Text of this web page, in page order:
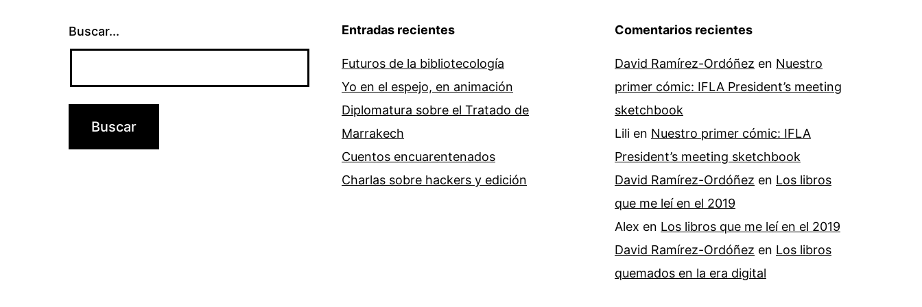
contenido
multimedia
libre
Buscar... Entradas recientes
Futuros de la bibliotecología
Yo en el espejo, en animación
Diplomatura sobre el Tratado de
Marrakech
Cuentos encuarentenados
Charlas sobre hackers y edición
Comentarios recientes
David Ramírez-Ordóñez en Nuestro
primer cómic: IFLA President’s meeting
sketchbook
Lili en Nuestro primer cómic: IFLA
President’s meeting sketchbook
David Ramírez-Ordóñez en Los libros
que me leí en el 2019
Alex en Los libros que me leí en el 2019
David Ramírez-Ordóñez en Los libros
quemados en la era digital